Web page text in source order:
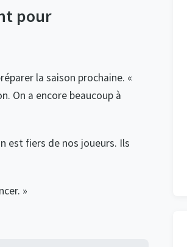
pour
la saison prochaine. «
On a encore beaucoup à
est fiers de nos joueurs. Ils
»